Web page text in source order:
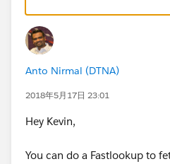
Anto Nirmal (DTNA)
2018年5月17日 23:01
Hey Kevin,
You can do a Fastlookup to